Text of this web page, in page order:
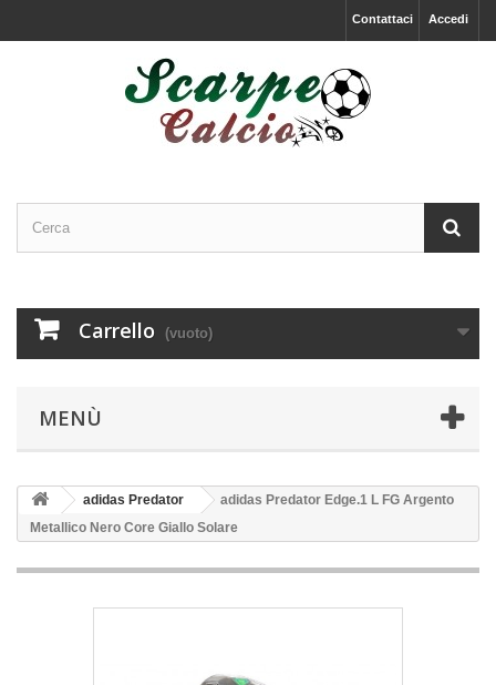
Accedi
Contattaci
Carrello (vuoto)
MENÙ
adidas Predator
adidas Predator Edge.1 L FG Argento
Metallico Nero Core Giallo Solare